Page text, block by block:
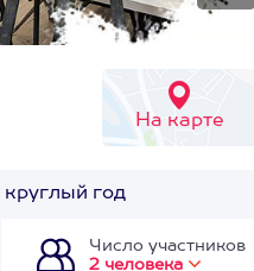
На карте
круглый год
Число участников
2 человека